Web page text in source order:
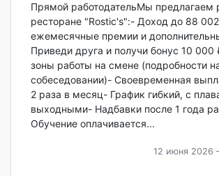
Прямой работодательМы предлагаем
ресторане "Rostic's":- Доход до 88
ежемесячные премии и
Приведи друга и получи бонус 10 000
зоны работы на смене (подробности
собеседовании)- Своевременная
2 раза в месяц- График гибкий, с
выходными- Надбавки после 1 года
Обучение оплачивается...
12 июня 2026